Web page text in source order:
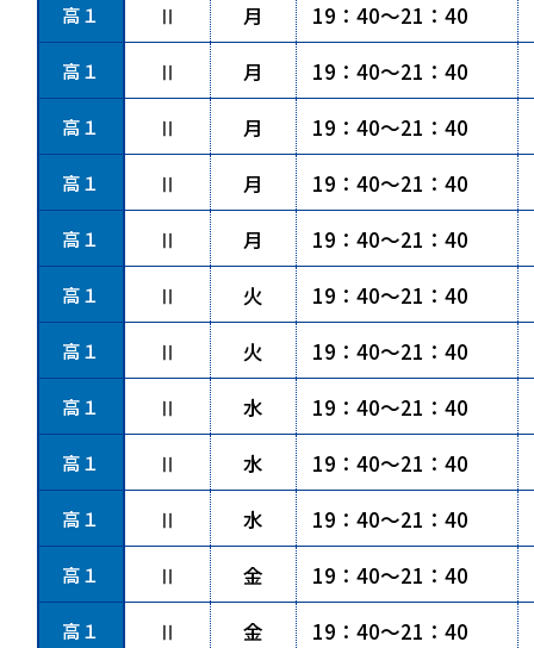
高１ Ⅱ 月 19：40～21：40
高１ Ⅱ 月 19：40～21：40
高１ Ⅱ 月 19：40～21：40
高１ Ⅱ 月 19：40～21：40
高１ Ⅱ 月 19：40～21：40
高１ Ⅱ 火 19：40～21：40
高１ Ⅱ 火 19：40～21：40
高１ Ⅱ 水 19：40～21：40
高１ Ⅱ 水 19：40～21：40
高１ Ⅱ 水 19：40～21：40
高１ Ⅱ 金 19：40～21：40
高１ Ⅱ 金 19：40～21：40